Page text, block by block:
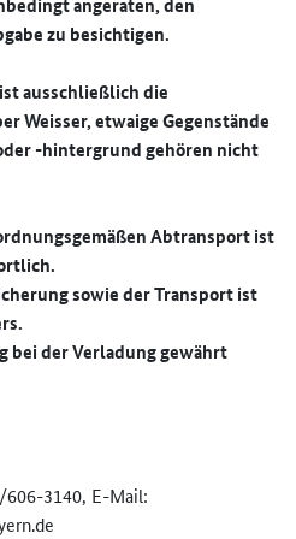
zu besichtigen.
ausschließlich die
Weisser, etwaige Gegenstände
-hintergrund gehören nicht
Abtransport ist
sowie der Transport ist
bei der Verladung gewährt
606-3140, E-Mail: